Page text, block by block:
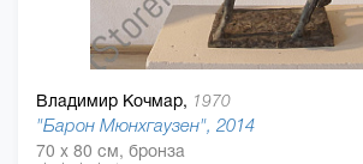
Владимир Кочмар, 1970
"Барон Мюнхгаузен", 2014
70 x 80 см, бронза